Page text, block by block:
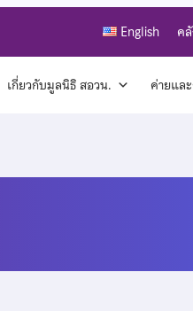
English ค
เกี่ยวกับมูลนิธิ สอวน. ค่ายแล